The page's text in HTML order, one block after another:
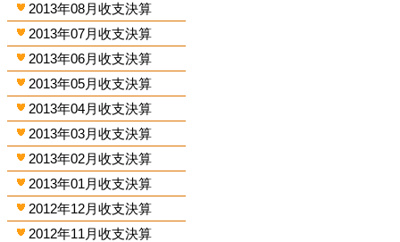
2013年08月收支決算
2013年07月收支決算
2013年06月收支決算
2013年05月收支決算
2013年04月收支決算
2013年03月收支決算
2013年02月收支決算
2013年01月收支決算
2012年12月收支決算
2012年11月收支決算